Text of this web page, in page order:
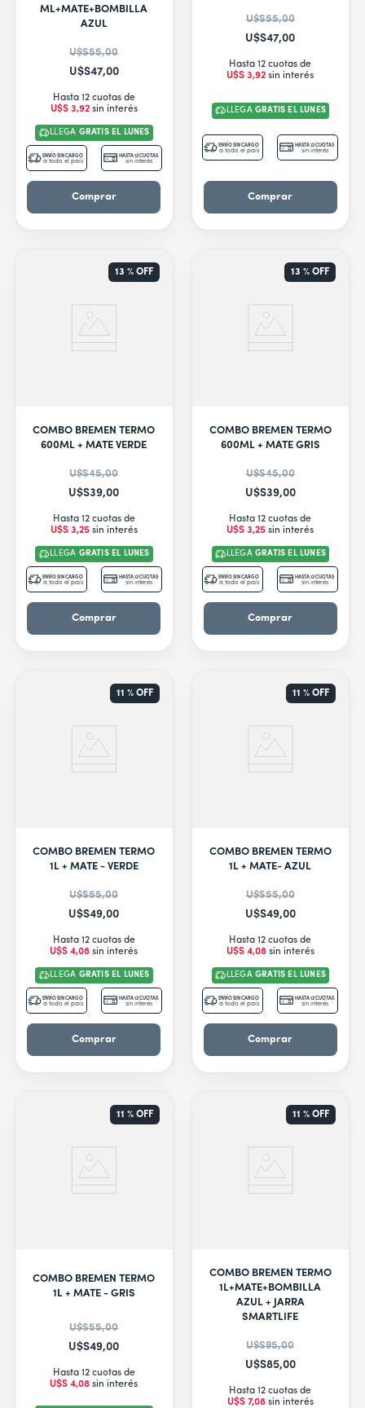
ML+MATE+BOMBILLA
AZUL
U$S55,00
U$S47,00
Hasta 12 cuotas de
U$S 3,92sin interés
LLEGA GRATIS EL LUNES
ENVÍO SIN CARGO
a todo el país
HASTA 12 CUOTAS
sin interés
Comprar
U$S55,00
U$S47,00
Hasta 12 cuotas de
U$S 3,92 sin interés
LLEGA GRATIS EL LUNES
ENVÍO SIN CARGO
a todo el país
HASTA 12 CUOTAS
sin interés
Comprar
COMBO BREMEN TERMO
600ML + MATE VERDE
U$S45,00
U$S39,00
Hasta 12 cuotas de
U$S 3,25sin interés
13 %OFF
LLEGA GRATIS EL LUNES
ENVÍO SIN CARGO
a todo el país
HASTA 12 CUOTAS
sin interés
Comprar
COMBO BREMEN TERMO
600ML + MATE GRIS
U$S45,00
U$S39,00
Hasta 12 cuotas de
U$S 3,25 sin interés
13 % OFF
LLEGA GRATIS EL LUNES
ENVÍO SIN CARGO
a todo el país
HASTA 12 CUOTAS
sin interés
Comprar
COMBO BREMEN TERMO
1L + MATE - VERDE
U$S55,00
U$S49,00
Hasta 12 cuotas de
U$S 4,08 sin interés
11 %OFF
LLEGA GRATIS EL LUNES
ENVÍO SIN CARGO
a todo el país
HASTA 12 CUOTAS
sin interés
Comprar
COMBO BREMEN TERMO
1L + MATE- AZUL
U$S55,00
U$S49,00
Hasta 12 cuotas de
U$S 4,08sin interés
11 % OFF
LLEGA GRATIS EL LUNES
ENVÍO SIN CARGO
a todo el país
HASTA 12 CUOTAS
sin interés
Comprar
COMBO BREMEN TERMO
1L + MATE - GRIS
U$S55,00
U$S49,00
Hasta 12 cuotas de
U$S 4,08 sin interés
11 %OFF
COMBO BREMEN TERMO
1L+MATE+BOMBILLA
AZUL + JARRA
SMARTLIFE
U$S95,00
U$S85,00
Hasta 12 cuotas de
U$S 7,08sin interés
11 % OFF